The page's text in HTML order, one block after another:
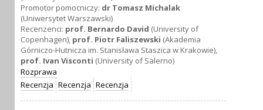
Promotor pomocniczy: dr Tomasz Michalak
(Uniwersytet Warszawski)
Recenzenci: prof. Bernardo David (University of
Copenhagen), prof. Piotr Faliszewski (Akademia
Górniczo-Hutnicza im. Stanisława Staszica w Krakowie),
prof. Ivan Visconti (University of Salerno)
Rozprawa
Recenzja Recenzja Recenzja